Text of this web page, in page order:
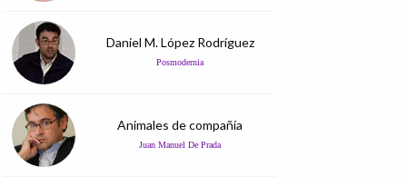
Daniel M. López Rodríguez
Posmodernia
Animales de compañía
Juan Manuel De Prada